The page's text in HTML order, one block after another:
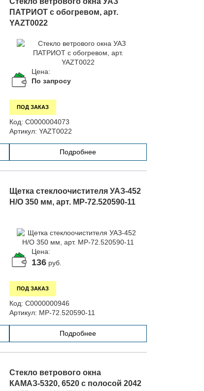
ПАТРИОТ с обогревом, арт.
YAZT0022
Цена:
По запросу
ПОД ЗАКАЗ
Код: С0000004073
Артикул: YAZT0022
Подробнее
Щетка стеклоочистителя УАЗ-452
Н/О 350 мм, арт. МР-72.520590-11
Цена:
136руб.
ПОД ЗАКАЗ
Код: С0000000946
Артикул: МР-72.520590-11
Подробнее
Стекло ветрового окна
КАМАЗ-5320, 6520 с полосой 2042